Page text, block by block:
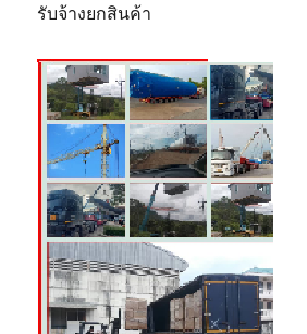
รับจ้างยกสินค้า